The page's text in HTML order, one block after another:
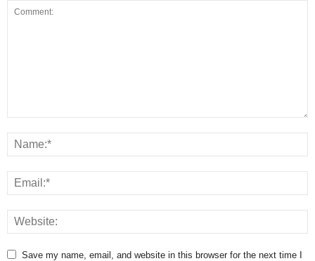
Save my name, email, and website in this browser for the next time I